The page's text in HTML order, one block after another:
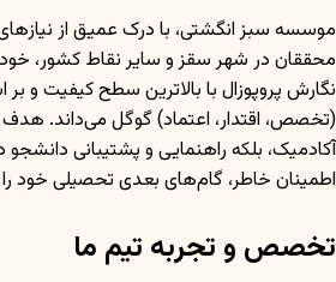
موسسه سبز انگشتی، با درک عمیق از
محققان در شهر سقز و سایر نقاط کشور، خود
(تخصص، اقتدار، اعتماد) گوگل می‌داند.
آکادمیک، بلکه راهنمایی و پشتیبانی
اطمینان خاطر، گام‌های بعدی تحصیلی خود را
تخصص و تجربه تیم ما